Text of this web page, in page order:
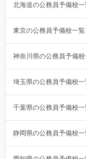
北海道の公務員予備校
東京の公務員予備校一
神奈川県の公務員予備
埼玉県の公務員予備校
千葉県の公務員予備校
静岡県の公務員予備校